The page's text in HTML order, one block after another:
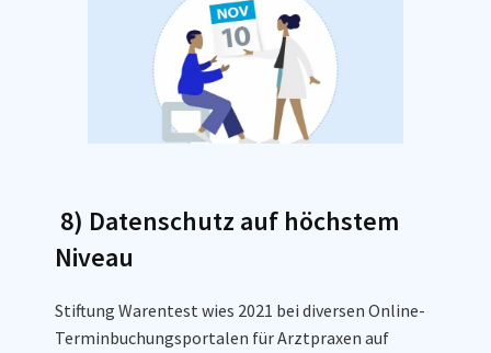
8) Datenschutz auf höchstem
Niveau
Stiftung Warentest wies 2021 bei diversen Online-
Terminbuchungsportalen für Arztpraxen auf